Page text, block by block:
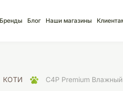
Бренды Блог Наши магазины
КОТИ C4P Premium